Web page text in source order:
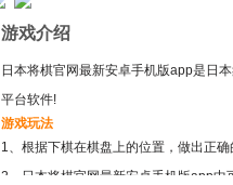
游戏介绍
日本将棋官网最新安卓手机版app是日
平台软件!
游戏玩法
1、根据下棋在棋盘上的位置，做出正确
2、日本将棋官网最新安卓手机版app中